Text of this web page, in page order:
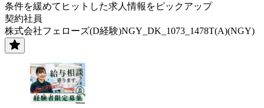
条件を緩めてヒットした求人情報をピックアップ
契約社員
株式会社フェローズ(D経験)NGY_DK_1073_1478T(A)(NGY)